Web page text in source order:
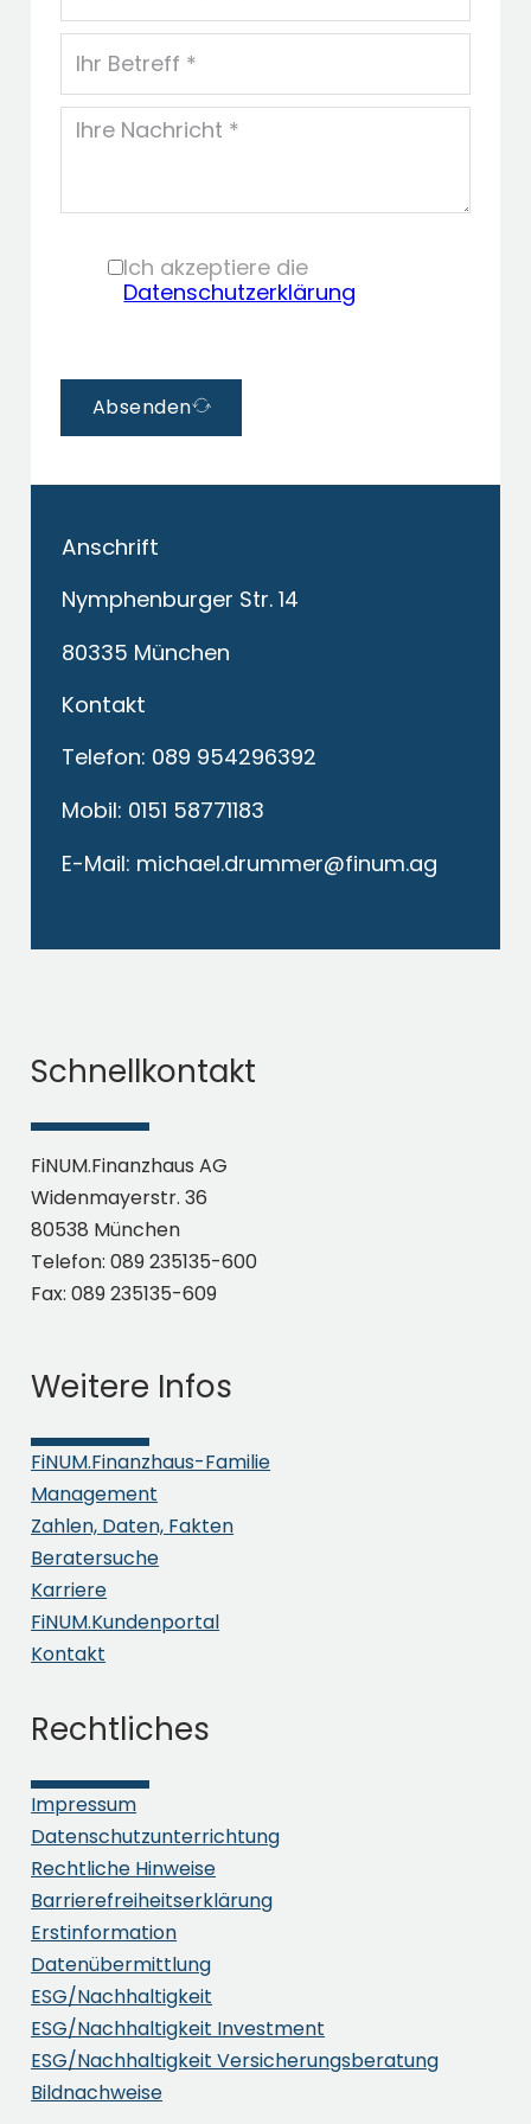
Social Media
Login
Anschrift
Nymphenburger Str. 14
80335 München
Kontakt
Telefon: 089 954296392
Mobil: 0151 58771183
E-Mail: michael.drummer@finum.ag
Ich akzeptiere die
Datenschutzerklärung
Absenden
Schnellkontakt
FiNUM.Finanzhaus AG
Widenmayerstr. 36
80538 München
Telefon: 089 235135-600
Fax: 089 235135-609
Weitere Infos
FiNUM.Finanzhaus-Familie
Management
Zahlen, Daten, Fakten
Beratersuche
Karriere
FiNUM.Kundenportal
Kontakt
Rechtliches
Impressum
Datenschutzunterrichtung
Rechtliche Hinweise
Barrierefreiheitserklärung
Erstinformation
Datenübermittlung
ESG/Nachhaltigkeit
ESG/Nachhaltigkeit Investment
ESG/Nachhaltigkeit Versicherungsberatung
Bildnachweise
Ich akzeptiere die